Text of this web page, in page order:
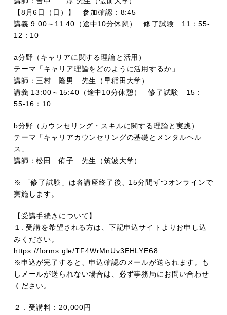
【8月6日（日）】 参加確認：8:45
講義 9:00～11:40（途中10分休憩） 修了試験 11：55-
12：10
a分野（キャリアに関する理論と活用）
テーマ「キャリア理論をどのように活用するか」
講師：三村 隆男 先生（早稲田大学）
講義 13:00～15:40（途中10分休憩） 修了試験 15：
55-16：10
b分野（カウンセリング・スキルに関する理論と実践）
テーマ「キャリアカウンセリングの基礎とメンタルヘル
ス」
講師：松田 侑子 先生（筑波大学）
※ 「修了試験」は各講座終了後、15分間ずつオンラインで
実施します。
【受講手続きについて】
１. 受講を希望される方は、下記申込サイトよりお申し込
みください。
https://forms.gle/TF4WrMnUv3EHLYE68
※申込が完了すると、申込確認のメールが送られます。も
しメールが送られない場合は、必ず事務局にお問い合わせ
ください。
２．受講料：20,000円